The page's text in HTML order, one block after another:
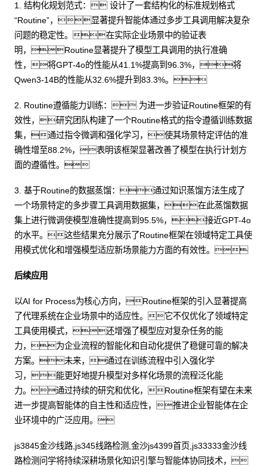
1. 结构化规划范式： 设计了一套结构化的标准规划格式
“Routine”，显著提升智能体通过多步工具调用解决复杂
问题的稳定性。在实际企业场景中的验证表
明，Routine显著提升了模型工具调用的执行准确
性，将GPT-4o的性能从41.1%提高到96.3%，将
Qwen3-14B的性能从32.6%提升到83.3%。
2. Routine遵循能力训练： 为进一步验证Routine框架的有
效性，研究团队构建了一个Routine格式的指令遵循训练数据
集，通过指令微调和强化学习，使其场景特定评估的准
确性增至88.2%，表明该框架显著改善了模型在执行计划方
面的遵循性。
3. 基于Routine的数据蒸馏：通过知识蒸馏方法生成了
一个场景特定的多步骤工具调用数据集，在此蒸馏数据
集上进行微调使模型准确性提高到95.5%，接近GPT-4o
的水平。这些结果充分展示了Routine框架在领域特定工具使
用模式优化和增强模型适应新场景能力方面的有效性。
后续应用
以AI for Process为核心方向，Routine框架的引入显著提高
了代理系统在企业场景中的适应性。它不仅优化了领域特定
工具使用模式，还增强了模型应对复杂任务的能
力，为企业流程的智能化和自动化提供了稳健可靠的解决
方案。未来，通过在训练流程中引入强化学
习，能更好地提升模型对多样化场景的流程泛化能
力。通过持续的研究和优化，Routine框架有望在未来
进一步提高智能体的自主性和适应性，推进企业智能体在企
业环境中的广泛应用。
js3845金沙线路,js345线路检测,金沙js4399首页,js33333金沙线
路检测问学将持续深耕场景化知识引擎与智能体协同技术，